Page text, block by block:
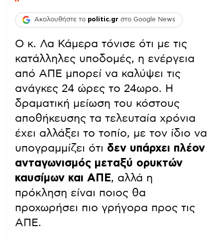
Ακολουθήστε το politic.gr στο Google News
Ο κ. Λα Κάμερα τόνισε ότι με τις
κατάλληλες υποδομές, η ενέργεια
από ΑΠΕ μπορεί να καλύψει τις
ανάγκες 24 ώρες το 24ωρο. Η
δραματική μείωση του κόστους
αποθήκευσης τα τελευταία χρόνια
έχει αλλάξει το τοπίο, με τον ίδιο να
υπογραμμίζει ότι δεν υπάρχει πλέον
ανταγωνισμός μεταξύ ορυκτών
καυσίμων και ΑΠΕ, αλλά η
πρόκληση είναι ποιος θα
προχωρήσει πιο γρήγορα προς τις
ΑΠΕ.